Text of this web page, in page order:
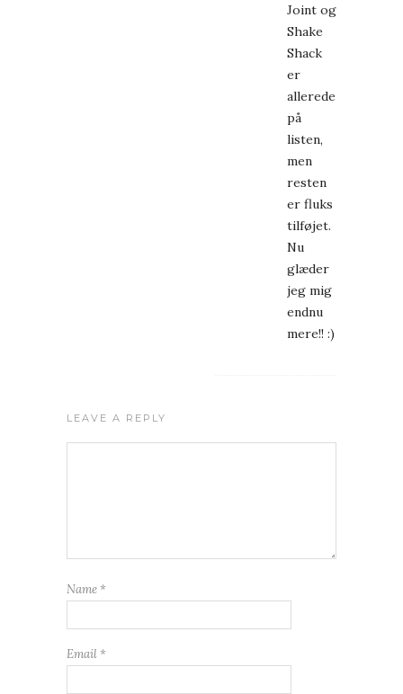
Joint og
Shake
Shack
er
allerede
på
listen,
men
resten
er fluks
tilføjet.
Nu
glæder
jeg mig
endnu
mere!! :)
LEAVE A REPLY
Name *
Email *